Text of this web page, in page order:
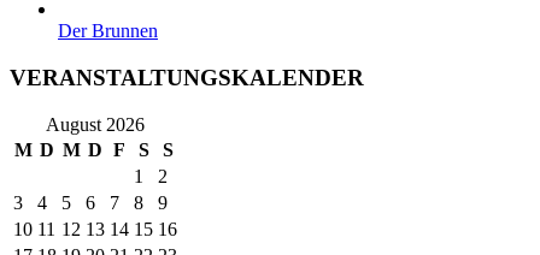
Der Brunnen
VERANSTALTUNGSKALENDER
August 2026
M D M D F S S
1
2
3
4 5 6 7 8
9
10 11 12 13 14 15 16